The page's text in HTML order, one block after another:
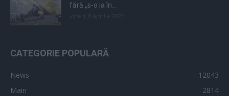
fără „s-o ia în...
CATEGORIE POPULARĂ
News
12043
Main
2814